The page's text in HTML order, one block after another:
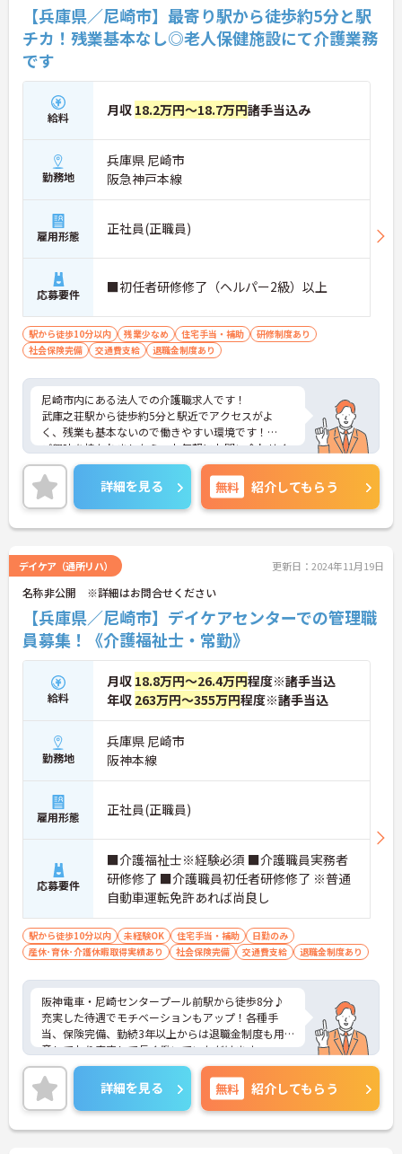
【兵庫県／尼崎市】最寄り駅から徒歩約5分と駅
チカ！残業基本なし◎老人保健施設にて介護業務
です
給料 月収 18.2万円～18.7万円諸手当込み
勤務地
兵庫県 尼崎市
阪急神戸本線
雇用形態 正社員(正職員)
応募要件 ■初任者研修修了（ヘルパー2級）以上
駅から徒歩10分以内 残業少なめ 住宅手当・補助
研修制度あり
社会保険完備
交通費支給 退職金制度あり
尼崎市内にある法人での介護職求人です！
武庫之荘駅から徒歩約5分と駅近でアクセスがよ
く、残業も基本ないので働きやすい環境です！
ご興味を持たれましたら、お気軽にお問い合わせく
ださい！
詳細を見る 無料 紹介してもらう
デイケア（通所リハ） 更新日：2024年11月19日
名称非公開 ※詳細はお問合せください
【兵庫県／尼崎市】デイケアセンターでの管理職
員募集！《介護福祉士・常勤》
給料
月収 18.8万円～26.4万円程度※諸手当込
年収 263万円～355万円程度※諸手当込
勤務地
兵庫県 尼崎市
阪神本線
雇用形態 正社員(正職員)
応募要件
■介護福祉士※経験必須 ■介護職員実務者
研修修了 ■介護職員初任者研修修了 ※普通
自動車運転免許あれば尚良し
駅から徒歩10分以内 未経験OK 住宅手当・補助
日勤のみ
産休･育休･介護休暇取得実績あり
社会保険完備 交通費支給 退職金制度あり
阪神電車・尼崎センタープール前駅から徒歩8分♪
充実した待遇でモチベーションもアップ！各種手
当、保険完備、勤続3年以上からは退職金制度も用
意しており安定して長く働いていただけます。
休日は完全週休2日制、日曜固定休で残業もありま
せんし日勤帯のみのお仕事ですので、ご家庭をお持
ちの方や育児中の方にもおすすめです♪資格手当や
住宅手当など嬉しい各種手当ても充実しておりま
す！！
詳細を見る 無料 紹介してもらう